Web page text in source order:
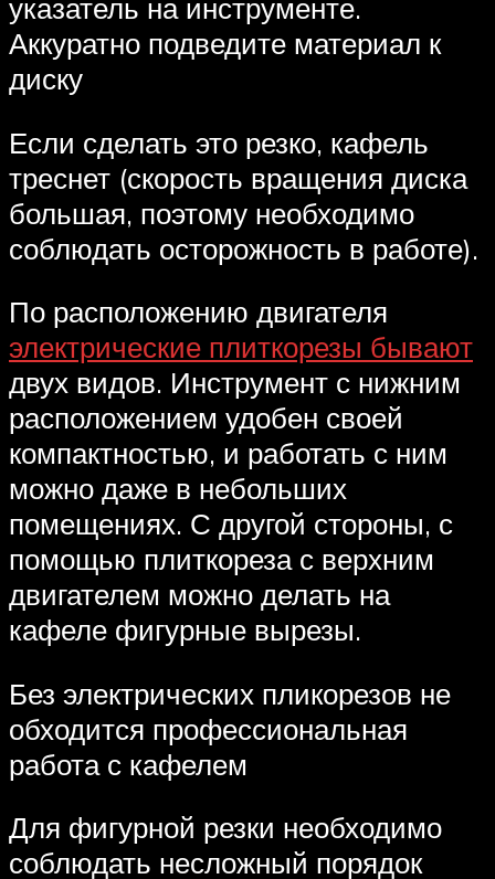
указатель на инструменте.
Аккуратно подведите материал к
диску
Если сделать это резко, кафель
треснет (скорость вращения диска
большая, поэтому необходимо
соблюдать осторожность в работе).
По расположению двигателя
электрические плиткорезы бывают
двух видов. Инструмент с нижним
расположением удобен своей
компактностью, и работать с ним
можно даже в небольших
помещениях. С другой стороны, с
помощью плиткореза с верхним
двигателем можно делать на
кафеле фигурные вырезы.
Без электрических пликорезов не
обходится профессиональная
работа с кафелем
Для фигурной резки необходимо
соблюдать несложный порядок